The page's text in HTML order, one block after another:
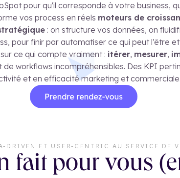
pour qu'il corresponde à votre business,
vos process en réels moteurs de
: on structure vos données, on
pour finir par automatiser ce qui peut l’être
ce qui compte vraiment : itérer, mesurer,
de workflows incompréhensibles. Des KPI
et en efficacité marketing et commerciale.
DRIVEN ET USER-CENTRIC AU SERVICE DE
fait pour vous